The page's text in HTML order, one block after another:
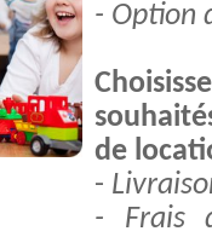
- Option
de
-
- Frais